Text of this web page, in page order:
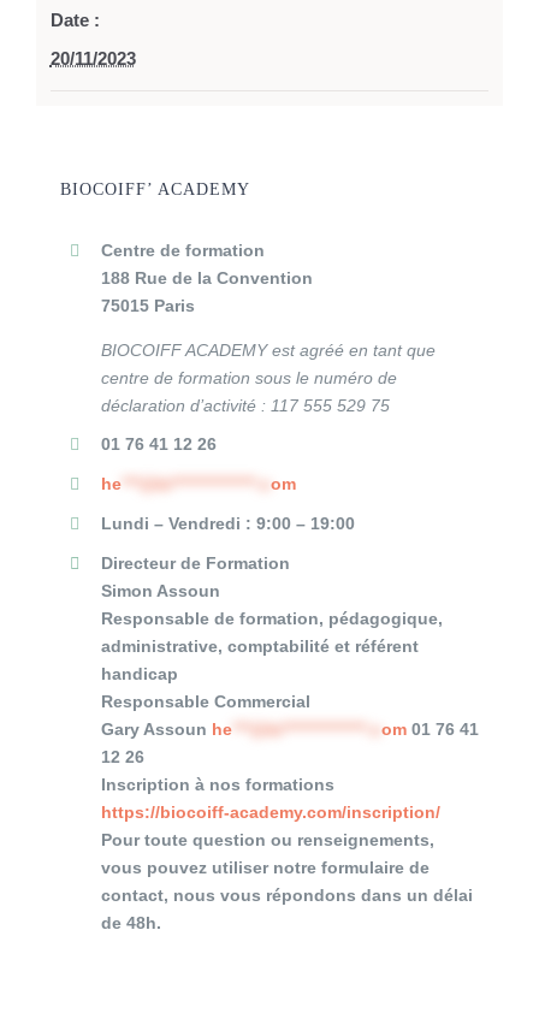
Date :
20/11/2023
BIOCOIFF’ ACADEMY
Centre de formation
188 Rue de la Convention
75015 Paris
BIOCOIFF ACADEMY est agréé en tant que
centre de formation sous le numéro de
déclaration d’activité : 117 555 529 75
01 76 41 12 26
he***@bi**************.c om
Lundi – Vendredi : 9:00 – 19:00
Directeur de Formation
Simon Assoun
Responsable de formation, pédagogique,
administrative, comptabilité et référent
handicap
Responsable Commercial
Gary Assoun he***@bi**************.c om01 76 41
12 26
Inscription à nos formations
https://biocoiff-academy.com/inscription/
Pour toute question ou renseignements,
vous pouvez utiliser notre formulaire de
contact, nous vous répondons dans un délai
de 48h.